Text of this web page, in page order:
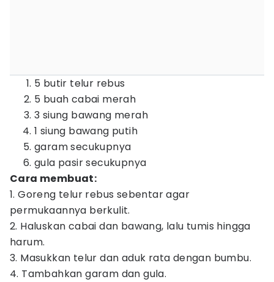
5 butir telur rebus
5 buah cabai merah
3 siung bawang merah
1 siung bawang putih
garam secukupnya
gula pasir secukupnya
Cara membuat:
1. Goreng telur rebus sebentar agar
permukaannya berkulit.
2. Haluskan cabai dan bawang, lalu tumis hingga
harum.
3. Masukkan telur dan aduk rata dengan bumbu.
4. Tambahkan garam dan gula.